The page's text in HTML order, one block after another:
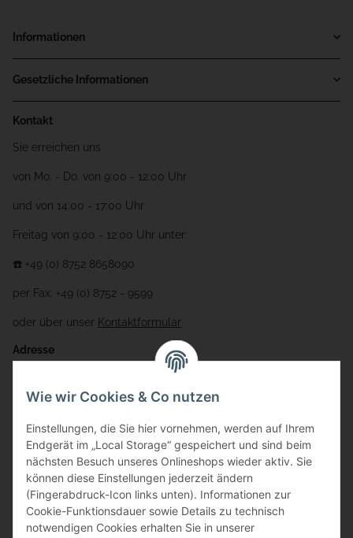
Informationen
Gesetzliche Informationen
Kontakt
Sie erreichen uns
von Mo. - Do. von 9:00 - 12:00 Uhr
und von 14:00 - 17:00 Uhr
Freitag von 9:00 - 12:00 Uhr unter:
☎️ +49 (0) 8752 8658090
per Fax: +49 (0) 8752 - 9599
oder über unser Kontaktformular
Adresse
Gewerbering 17
84072 Au i.d. Hallertau
info@bauer-tore.de
Wie wir Cookies & Co nutzen
Einstellungen, die Sie hier vornehmen, werden auf Ihrem
Endgerät im „Local Storage“ gespeichert und sind beim
nächsten Besuch unseres Onlineshops wieder aktiv. Sie
können diese Einstellungen jederzeit ändern
(Fingerabdruck-Icon links unten). Informationen zur
Cookie-Funktionsdauer sowie Details zu technisch
notwendigen Cookies erhalten Sie in unserer